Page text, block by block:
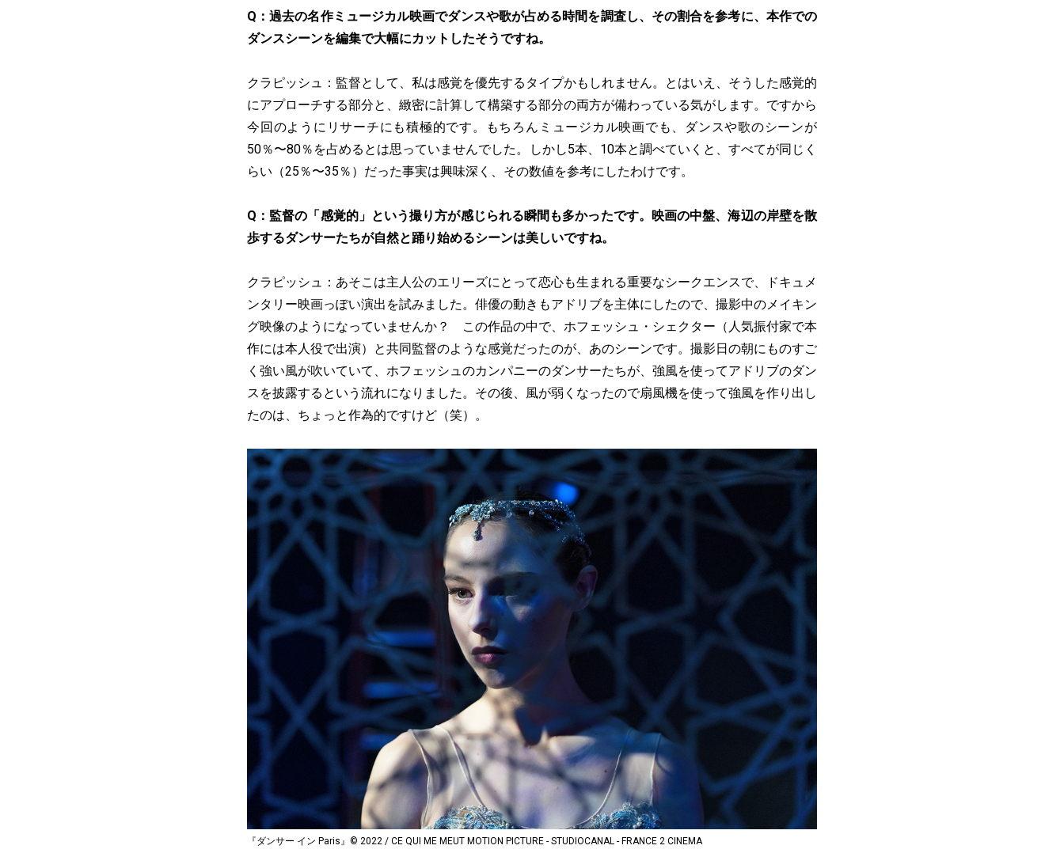
Q：過去の名作ミュージカル映画でダンスや歌が占める時間を調査し、その割合を参考に、本作での
ダンスシーンを編集で大幅にカットしたそうですね。
クラピッシュ：監督として、私は感覚を優先するタイプかもしれません。とはいえ、そうした感覚的
にアプローチする部分と、緻密に計算して構築する部分の両方が備わっている気がします。ですから
今回のようにリサーチにも積極的です。もちろんミュージカル映画でも、ダンスや歌のシーンが
50％〜80％を占めるとは思っていませんでした。しかし5本、10本と調べていくと、すべてが同じく
らい（25％〜35％）だった事実は興味深く、その数値を参考にしたわけです。
Q：監督の「感覚的」という撮り方が感じられる瞬間も多かったです。映画の中盤、海辺の岸壁を散
歩するダンサーたちが自然と踊り始めるシーンは美しいですね。
クラピッシュ：あそこは主人公のエリーズにとって恋心も生まれる重要なシークエンスで、ドキュメ
ンタリー映画っぽい演出を試みました。俳優の動きもアドリブを主体にしたので、撮影中のメイキン
グ映像のようになっていませんか？ この作品の中で、ホフェッシュ・シェクター（人気振付家で本
作には本人役で出演）と共同監督のような感覚だったのが、あのシーンです。撮影日の朝にものすご
く強い風が吹いていて、ホフェッシュのカンパニーのダンサーたちが、強風を使ってアドリブのダン
スを披露するという流れになりました。その後、風が弱くなったので扇風機を使って強風を作り出し
たのは、ちょっと作為的ですけど（笑）。
『ダンサー イン Paris』© 2022 / CE QUI ME MEUT MOTION PICTURE - STUDIOCANAL - FRANCE 2 CINEMA